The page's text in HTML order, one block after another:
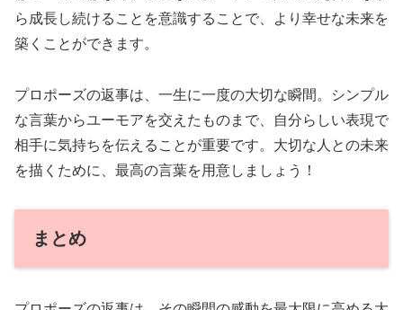
ら成長し続けることを意識することで、より幸せな未来を
築くことができます。
プロポーズの返事は、一生に一度の大切な瞬間。シンプル
な言葉からユーモアを交えたものまで、自分らしい表現で
相手に気持ちを伝えることが重要です。大切な人との未来
を描くために、最高の言葉を用意しましょう！
まとめ